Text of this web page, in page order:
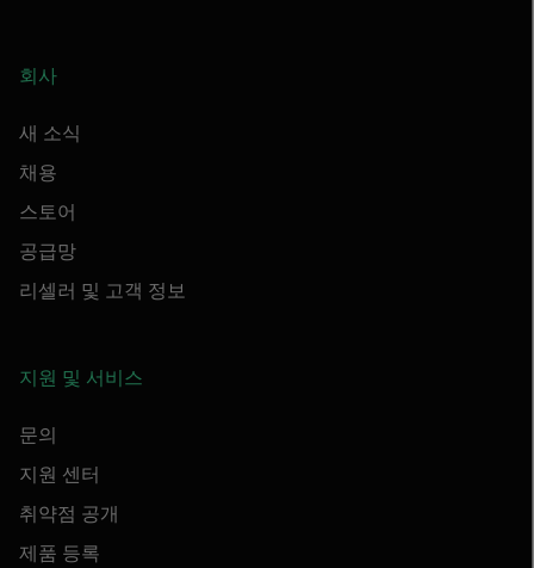
회사
새 소식
채용
스토어
공급망
리셀러 및 고객 정보
지원 및 서비스
문의
지원 센터
취약점 공개
제품 등록